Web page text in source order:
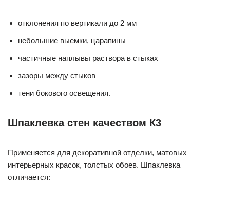
отклонения по вертикали до 2 мм
небольшие выемки, царапины
частичные наплывы раствора в стыках
зазоры между стыков
тени бокового освещения.
Шпаклевка стен качеством К3
Применяется для декоративной отделки, матовых
интерьерных красок, толстых обоев. Шпаклевка
отличается: